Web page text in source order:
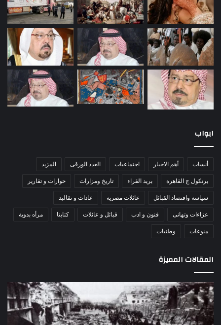
ابواب
أنساب أهم الاخبار اجتماعيات العدد الورقى المزيد
برتكول ج القاهرة بريد القراء تاريخ ومزارات حوارات و تقارير
سياسة واقتصاد القبائل عائلات مصرية عادات و تقاليد
عزاءات وتهانى فنون و ادب قبائل و عائلات كتابنا مرأه بدوية
منوعات وطنيات
المقالات المميزة
مذبحة
اللد..
القصة
الكاملة